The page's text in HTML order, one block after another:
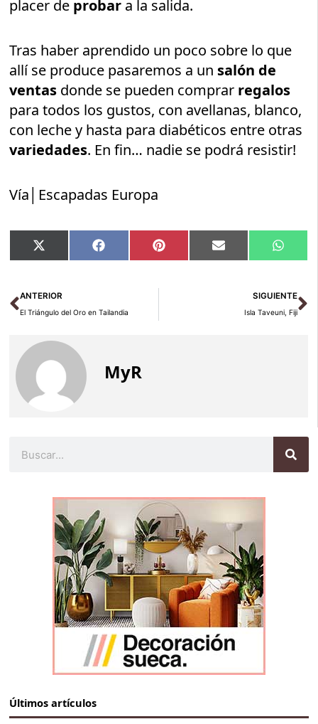
placer de probar a la salida.
Tras haber aprendido un poco sobre lo que
allí se produce pasaremos a un salón de
ventas donde se pueden comprar regalos
para todos los gustos, con avellanas, blanco,
con leche y hasta para diabéticos entre otras
variedades. En fin… nadie se podrá resistir!
Vía│Escapadas Europa
Compartir
en
X
(Twitter)
Compartir
en
Facebook Compartir
en
Pinterest Compartir
en
Email
en
Ant
ANTERIOR
El Triángulo del Oro en Tailandia
SIGUIENTE
Isla Taveuni, Fiji
MyR
Últimos artículos